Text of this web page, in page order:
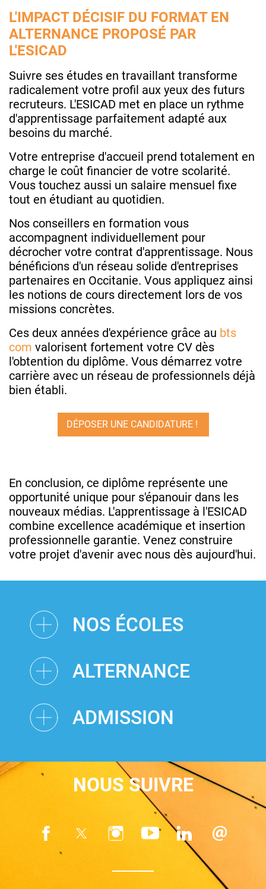
L'IMPACT DÉCISIF DU FORMAT EN
ALTERNANCE PROPOSÉ PAR
L'ESICAD
Suivre ses études en travaillant transforme
radicalement votre profil aux yeux des futurs
recruteurs. L'ESICAD met en place un rythme
d'apprentissage parfaitement adapté aux
besoins du marché.
Votre entreprise d'accueil prend totalement en
charge le coût financier de votre scolarité.
Vous touchez aussi un salaire mensuel fixe
tout en étudiant au quotidien.
Nos conseillers en formation vous
accompagnent individuellement pour
décrocher votre contrat d'apprentissage. Nous
bénéficions d'un réseau solide d'entreprises
partenaires en Occitanie. Vous appliquez ainsi
les notions de cours directement lors de vos
missions concrètes.
Ces deux années d'expérience grâce au bts
com valorisent fortement votre CV dès
l'obtention du diplôme. Vous démarrez votre
carrière avec un réseau de professionnels déjà
bien établi.
DÉPOSER UNE CANDIDATURE !
En conclusion, ce diplôme représente une
opportunité unique pour s'épanouir dans les
nouveaux médias. L'apprentissage à l'ESICAD
combine excellence académique et insertion
professionnelle garantie. Venez construire
votre projet d'avenir avec nous dès aujourd'hui.
NOS ÉCOLES
ALTERNANCE
ADMISSION
NOUS SUIVRE